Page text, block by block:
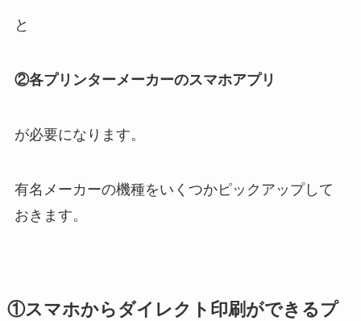
と
②各プリンターメーカーのスマホアプリ
が必要になります。
有名メーカーの機種をいくつかピックアップして
おきます。
①スマホからダイレクト印刷ができるプ